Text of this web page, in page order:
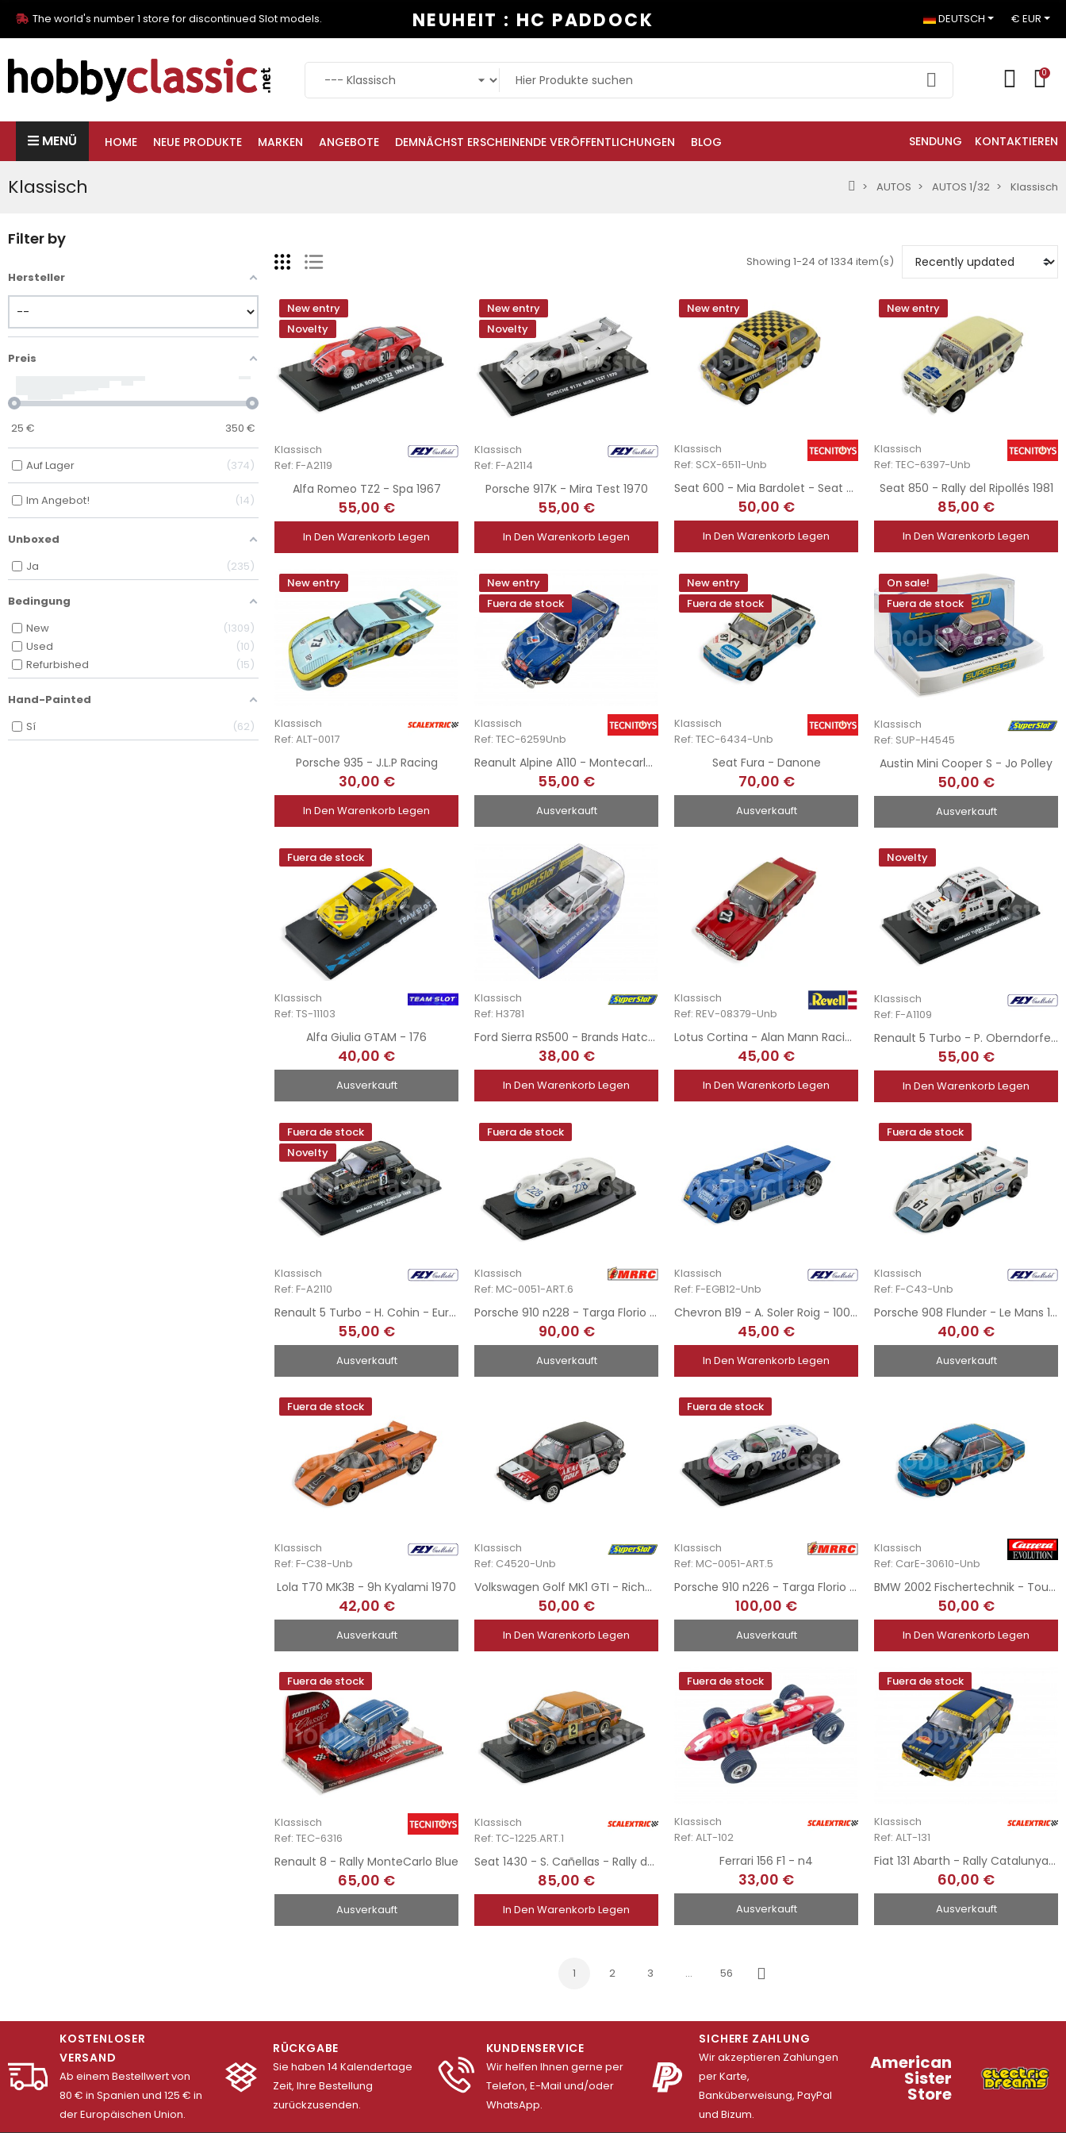
The world's number 1 store for discontinued Slot models. NEUHEIT : HC PADDOCK DEUTSCH € EUR
0
MENÜ HOME NEUE PRODUKTE MARKEN ANGEBOTE DEMNÄCHST ERSCHEINENDE VERÖFFENTLICHUNGEN BLOG SENDUNG KONTAKTIEREN
Klassisch AUTOS AUTOS 1/32 Klassisch
Filter by
Hersteller
Preis
25 € 350 €
Auf Lager 374
Im Angebot! 14
Unboxed
Ja
235
Bedingung
New
1309
Used
10
Refurbished
15
Hand-Painted
Sí
62
Showing 1-24 of 1334 item(s)
New entry
Novelty
Klassisch
Ref: F-A2119
Alfa Romeo TZ2 - Spa 1967
55,00 €
In Den Warenkorb Legen
New entry
Novelty
Klassisch
Ref: F-A2114
Porsche 917K - Mira Test 1970
55,00 €
In Den Warenkorb Legen
New entry
Klassisch
Ref: SCX-6511-Unb
Seat 600 - Mia Bardolet - Seat Sport
50,00 €
In Den Warenkorb Legen
New entry
Klassisch
Ref: TEC-6397-Unb
Seat 850 - Rally del Ripollés 1981
85,00 €
In Den Warenkorb Legen
New entry
Klassisch
Ref: ALT-0017
Porsche 935 - J.L.P Racing
30,00 €
In Den Warenkorb Legen
New entry
Fuera de stock
Klassisch
Ref: TEC-6259Unb
Reanult Alpine A110 - Montecarlo Unboxed
55,00 €
Ausverkauft
New entry
Fuera de stock
Klassisch
Ref: TEC-6434-Unb
Seat Fura - Danone
70,00 €
Ausverkauft
On sale!
Fuera de stock
Klassisch
Ref: SUP-H4545
Austin Mini Cooper S - Jo Polley
50,00 €
Ausverkauft
Fuera de stock
Klassisch
Ref: TS-11103
Alfa Giulia GTAM - 176
40,00 €
Ausverkauft
Klassisch
Ref: H3781
Ford Sierra RS500 - Brands Hatch 1990
38,00 €
In Den Warenkorb Legen
Klassisch
Ref: REV-08379-Unb
Lotus Cortina - Alan Mann Racing
45,00 €
In Den Warenkorb Legen
Novelty
Klassisch
Ref: F-A1109
Renault 5 Turbo - P. Oberndorfer - EuroCup 1981
55,00 €
In Den Warenkorb Legen
Fuera de stock
Novelty
Klassisch
Ref: F-A2110
Renault 5 Turbo - H. Cohin - EuroCup 1983
55,00 €
Ausverkauft
Fuera de stock
Klassisch
Ref: MC-0051-ART.6
Porsche 910 n228 - Targa Florio 1967
90,00 €
Ausverkauft
Klassisch
Ref: F-EGB12-Unb
Chevron B19 - A. Soler Roig - 1000Km Barcelona 1971
45,00 €
In Den Warenkorb Legen
Fuera de stock
Klassisch
Ref: F-C43-Unb
Porsche 908 Flunder - Le Mans 1972
40,00 €
Ausverkauft
Fuera de stock
Klassisch
Ref: F-C38-Unb
Lola T70 MK3B - 9h Kyalami 1970
42,00 €
Ausverkauft
Klassisch
Ref: C4520-Unb
Volkswagen Golf MK1 GTI - Richard Lloyd 1979
50,00 €
In Den Warenkorb Legen
Fuera de stock
Klassisch
Ref: MC-0051-ART.5
Porsche 910 n226 - Targa Florio 1967
100,00 €
Ausverkauft
Klassisch
Ref: CarE-30610-Unb
BMW 2002 Fischertechnik - Touringcar 1975
50,00 €
In Den Warenkorb Legen
Fuera de stock
Klassisch
Ref: TEC-6316
Renault 8 - Rally MonteCarlo Blue
65,00 €
Ausverkauft
Klassisch
Ref: TC-1225.ART.1
Seat 1430 - S. Cañellas - Rally de Asturias 1975 - Modified
85,00 €
In Den Warenkorb Legen
Fuera de stock
Klassisch
Ref: ALT-102
Ferrari 156 F1 - n4
33,00 €
Ausverkauft
Fuera de stock
Klassisch
Ref: ALT-131
Fiat 131 Abarth - Rally Catalunya 1979
60,00 €
Ausverkauft
1 2 3 … 56
Weiter
KOSTENLOSER
VERSAND
Ab einem Bestellwert von
80 € in Spanien und 125 € in
der Europäischen Union.
RÜCKGABE
Sie haben 14 Kalendertage
Zeit, Ihre Bestellung
zurückzusenden.
KUNDENSERVICE
Wir helfen Ihnen gerne per
Telefon, E-Mail und/oder
WhatsApp.
SICHERE ZAHLUNG
Wir akzeptieren Zahlungen
per Karte,
Banküberweisung, PayPal
und Bizum.
American
Sister
Store